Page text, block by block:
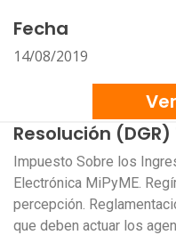
Fecha
14/08/2019
Resolución (DGR)
Impuesto Sobre los
Electrónica MiPyME.
percepción.
que deben actuar los